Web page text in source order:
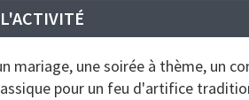
mariage, une soirée à thème, un
pour un feu d'artifice